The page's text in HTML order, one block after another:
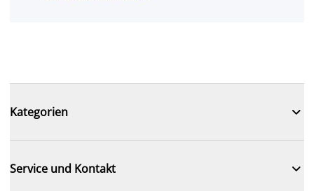
Kategorien 
Service und Kontakt 